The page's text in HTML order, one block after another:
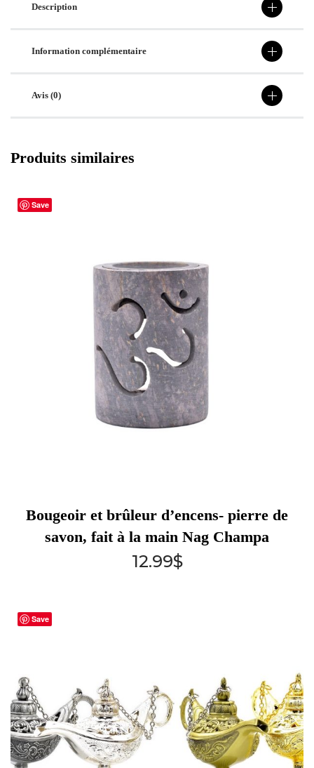
Description
Information complémentaire
Avis (0)
Produits similaires
Bougeoir et brûleur d’encens- pierre de
savon, fait à la main Nag Champa
12.99$
Save
Save